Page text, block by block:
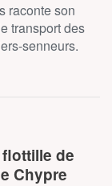
raconte son
transport des
senneurs.
de
Chypre